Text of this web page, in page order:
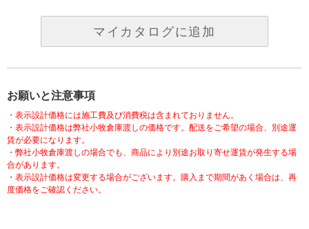
マイカタログに追加
お願いと注意事項
・表示設計価格には施工費及び消費税は含まれておりません。
・表示設計価格は弊社小牧倉庫渡しの価格です。配送をご希望の場合、別途運
賃が必要になります。
・弊社小牧倉庫渡しの場合でも、商品により別途お取り寄せ運賃が発生する場
合があります。
・表示設計価格は変更する場合がございます。購入まで期間があく場合は、再
度価格をご確認ください。